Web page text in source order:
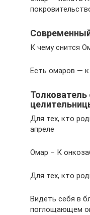
К чему снится
Есть омаров —
Толкователь
Для тех, кто
апреле
Омар – К
Для тех, кто
Видеть себя в
поглощающем